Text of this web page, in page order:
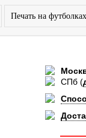
Печать на футболках
СПб (